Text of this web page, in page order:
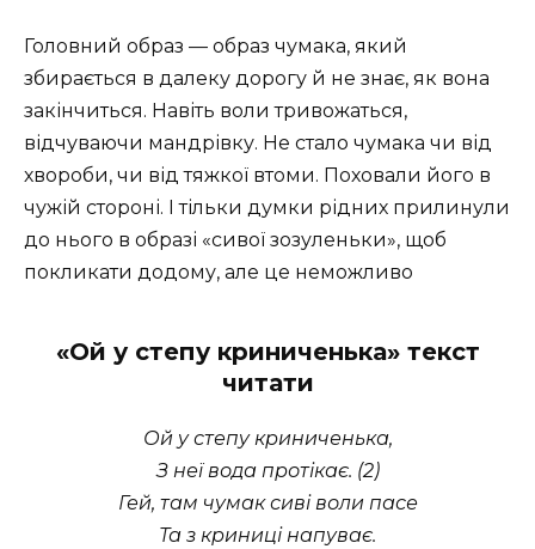
Головний образ — образ чумака, який
збирається в далеку дорогу й не знає, як вона
закінчиться. Навіть воли тривожаться,
відчуваючи мандрівку. Не стало чумака чи від
хвороби, чи від тяжкої втоми. Поховали його в
чужій стороні. І тільки думки рідних прилинули
до нього в образі «сивої зозуленьки», щоб
покликати додому, але це неможливо
«Ой у степу криниченька» текст
читати
Ой у степу криниченька,
З неї вода протікає. (2)
Гей, там чумак сиві воли пасе
Та з криниці напуває.